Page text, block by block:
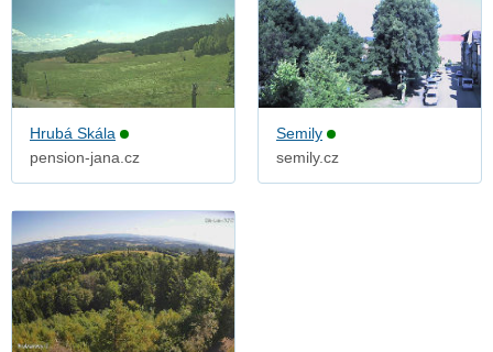
Hrubá Skála
pension-jana.cz
Semily
semily.cz